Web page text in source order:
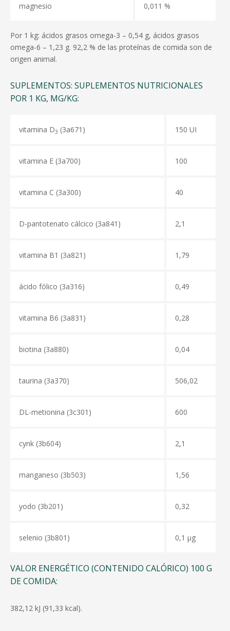
magnesio 0,011 %
Por 1 kg: ácidos grasos omega-3 – 0,54 g, ácidos grasos
omega-6 – 1,23 g. 92,2 % de las proteínas de comida son de
origen animal.
SUPLEMENTOS: SUPLEMENTOS NUTRICIONALES
POR 1 KG, MG/KG:
vitamina D3 (3a671) 150 UI
vitamina Е (3a700) 100
vitamina C (3a300) 40
D-pantotenato cálcico (3а841) 2,1
vitamina В1 (3а821) 1,79
ácido fólico (3а316) 0,49
vitamina В6 (3a831) 0,28
biotina (3a880) 0,04
taurina (3a370) 506,02
DL-metionina (3с301) 600
cynk (3b604) 2,1
manganeso (3b503) 1,56
yodo (3b201) 0,32
selenio (3b801) 0,1 μg
VALOR ENERGÉTICO (CONTENIDO CALÓRICO) 100 G
DE COMIDA:
382,12 kJ (91,33 kcal).